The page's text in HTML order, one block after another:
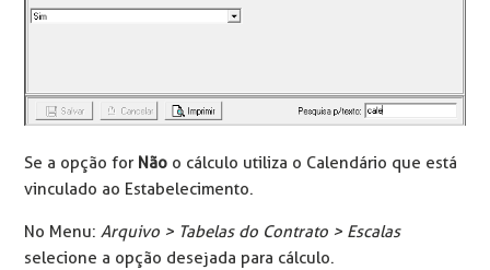
Se a opção for Não o cálculo utiliza o Calendário que está
vinculado ao Estabelecimento.
No Menu:Arquivo > Tabelas do Contrato > Escalas
selecione a opção desejada para cálculo.